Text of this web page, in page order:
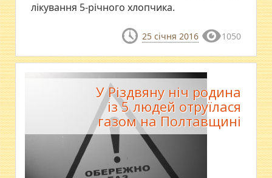
лікування 5-річного хлопчика.
25 січня 2016 1050
У Різдвяну ніч родина
із 5 людей отруїлася
газом на Полтавщині